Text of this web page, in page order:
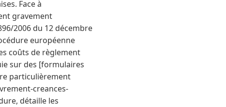
Face à
gravement
2006 du 12 décembre
européenne
coûts de règlement
sur des [formulaires
particulièrement
creances-
détaille les